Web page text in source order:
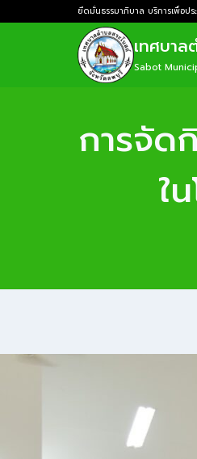
ยึดมั่นธรรมาภิบาล บริการเพื่อปร
เทศบาล
Sabot
การจัด
ใ